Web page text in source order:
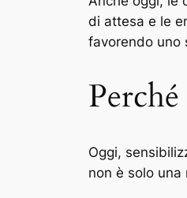
di attesa e le
favorendo uno
Oggi,
non è solo